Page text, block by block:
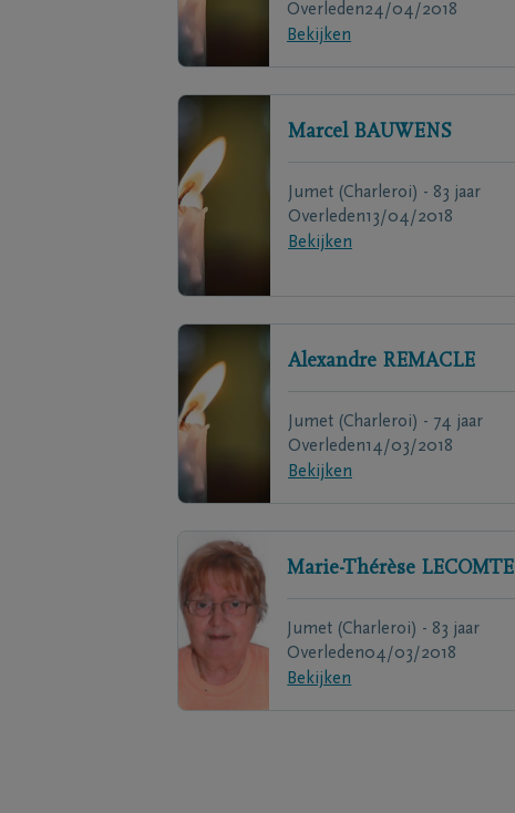
Overleden24/04/2018
Bekijken
Marcel BAUWENS
Jumet (Charleroi) - 83 jaar
Overleden13/04/2018
Bekijken
Alexandre REMACLE
Jumet (Charleroi) - 74 jaar
Overleden14/03/2018
Bekijken
Marie-Thérèse LECOMTE
Jumet (Charleroi) - 83 jaar
Overleden04/03/2018
Bekijken